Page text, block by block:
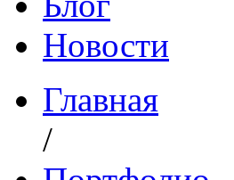
Новости
Главная
/